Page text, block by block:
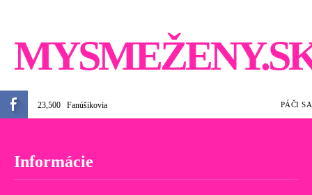
23,500 Fanúšikovia PÁČI SA
Informácie